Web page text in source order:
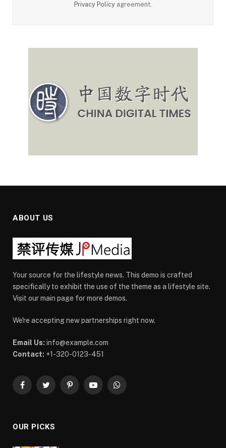
Privacy Policy agreement.
ABOUT US
Your source for the lifestyle news. This demo is crafted
specifically to exhibit the use of the theme as a lifestyle site.
Visit our main page for more demos.
We're accepting new partnerships right now.
Email Us: info@example.com
Contact: +1-320-0123-451
FacebookTwitterPinterestYouTubeWhatsApp
OUR PICKS